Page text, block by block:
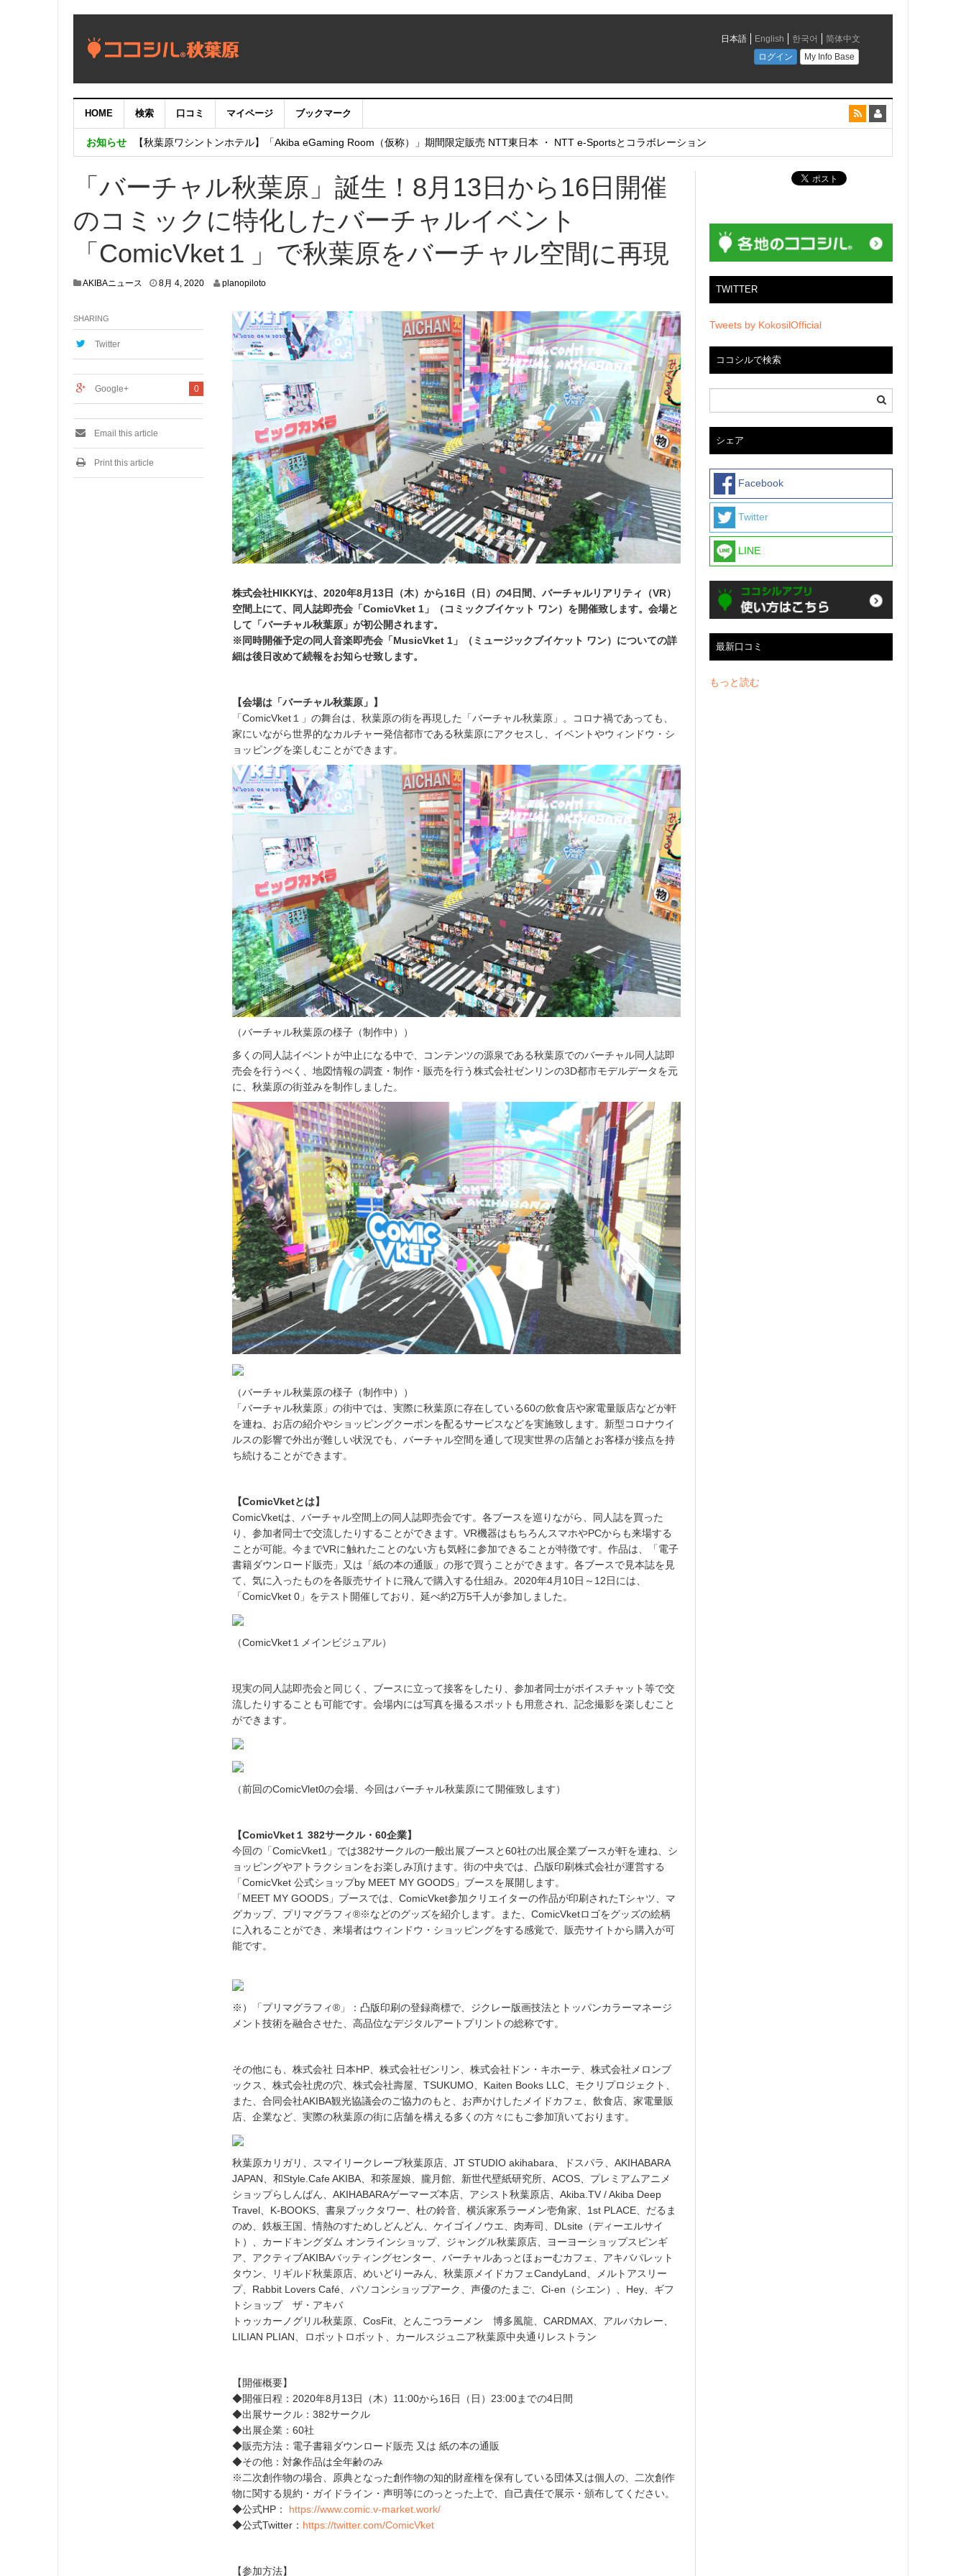
HOME 検索 口コミ マイページ ブックマーク
お知らせ
【重要：9月5日（火）22時】ココシル：アカウントサービス移行のお知らせ
【秋葉原ワシントンホテル】「Akiba eGaming Room（仮称）」期間限定販売 NTT東日本 ・ NTT e-Sportsとコラボレーション
「バーチャル秋葉原」誕生！8月13日から16日開催
のコミックに特化したバーチャルイベント
「ComicVket１」で秋葉原をバーチャル空間に再現
AKIBAニュース 8月 4, 20207
planopiloto
株式会社HIKKYは、2020年8月13日（木）から16日（日）の4日間、バーチャルリアリティ（VR）
空間上にて、同人誌即売会「ComicVket 1」（コミックブイケット ワン）を開催致します。会場と
して「バーチャル秋葉原」が初公開されます。
※同時開催予定の同人音楽即売会「MusicVket 1」（ミュージックブイケット ワン）についての詳
細は後日改めて続報をお知らせ致します。
【会場は「バーチャル秋葉原」】
「ComicVket１」の舞台は、秋葉原の街を再現した「バーチャル秋葉原」。コロナ禍であっても、
家にいながら世界的なカルチャー発信都市である秋葉原にアクセスし、イベントやウィンドウ・シ
ョッピングを楽しむことができます。
（バーチャル秋葉原の様子（制作中））
多くの同人誌イベントが中止になる中で、コンテンツの源泉である秋葉原でのバーチャル同人誌即
売会を行うべく、地図情報の調査・制作・販売を行う株式会社ゼンリンの3D都市モデルデータを元
に、秋葉原の街並みを制作しました。
（バーチャル秋葉原の様子（制作中））
「バーチャル秋葉原」の街中では、実際に秋葉原に存在している60の飲食店や家電量販店などが軒
を連ね、お店の紹介やショッピングクーポンを配るサービスなどを実施致します。新型コロナウイ
ルスの影響で外出が難しい状況でも、バーチャル空間を通して現実世界の店舗とお客様が接点を持
ち続けることができます。
【ComicVketとは】
ComicVketは、バーチャル空間上の同人誌即売会です。各ブースを巡りながら、同人誌を買った
り、参加者同士で交流したりすることができます。VR機器はもちろんスマホやPCからも来場する
ことが可能。今までVRに触れたことのない方も気軽に参加できることが特徴です。作品は、「電子
書籍ダウンロード販売」又は「紙の本の通販」の形で買うことができます。各ブースで見本誌を見
て、気に入ったものを各販売サイトに飛んで購入する仕組み。2020年4月10日～12日には、
「ComicVket 0」をテスト開催しており、延べ約2万5千人が参加しました。
（ComicVket１メインビジュアル）
現実の同人誌即売会と同じく、ブースに立って接客をしたり、参加者同士がボイスチャット等で交
流したりすることも可能です。会場内には写真を撮るスポットも用意され、記念撮影を楽しむこと
ができます。
（前回のComicVlet0の会場、今回はバーチャル秋葉原にて開催致します）
【ComicVket１ 382サークル・60企業】
今回の「ComicVket1」では382サークルの一般出展ブースと60社の出展企業ブースが軒を連ね、シ
ョッピングやアトラクションをお楽しみ頂けます。街の中央では、凸版印刷株式会社が運営する
「ComicVket 公式ショップby MEET MY GOODS」ブースを展開します。
「MEET MY GOODS」ブースでは、ComicVket参加クリエイターの作品が印刷されたTシャツ、マ
グカップ、プリマグラフィ®※などのグッズを紹介します。また、ComicVketロゴをグッズの絵柄
に入れることができ、来場者はウィンドウ・ショッピングをする感覚で、販売サイトから購入が可
能です。
※）「プリマグラフィ®」：凸版印刷の登録商標で、ジクレー版画技法とトッパンカラーマネージ
メント技術を融合させた、高品位なデジタルアートプリントの総称です。
その他にも、株式会社 日本HP、株式会社ゼンリン、株式会社ドン・キホーテ、株式会社メロンブ
ックス、株式会社虎の穴、株式会社壽屋、TSUKUMO、Kaiten Books LLC、モクリプロジェクト、
また、合同会社AKIBA観光協議会のご協力のもと、お声かけしたメイドカフェ、飲食店、家電量販
店、企業など、実際の秋葉原の街に店舗を構える多くの方々にもご参加頂いております。
秋葉原カリガリ、スマイリークレープ秋葉原店、JT STUDIO akihabara、ドスパラ、AKIHABARA
JAPAN、和Style.Cafe AKIBA、和茶屋娘、朧月館、新世代壁紙研究所、ACOS、プレミアムアニメ
ショップらしんばん、AKIHABARAゲーマーズ本店、アシスト秋葉原店、Akiba.TV / Akiba Deep
Travel、K-BOOKS、書泉ブックタワー、杜の鈴音、横浜家系ラーメン壱角家、1st PLACE、だるま
のめ、鉄板王国、情熱のすためしどんどん、ケイゴイノウエ、肉寿司、DLsite（ディーエルサイ
ト）、カードキングダム オンラインショップ、ジャングル秋葉原店、ヨーヨーショップスピンギ
ア、アクティブAKIBAバッティングセンター、バーチャルあっとほぉーむカフェ、アキバパレット
タウン、リギルド秋葉原店、めいどりーみん、秋葉原メイドカフェCandyLand、メルトアスリー
プ、Rabbit Lovers Café、パソコンショップアーク、声優のたまご、Ci-en（シエン）、Hey、ギフ
トショップ ザ・アキバ
トゥッカーノグリル秋葉原、CosFit、とんこつラーメン 博多風龍、CARDMAX、アルバカレー、
LILIAN PLIAN、ロボットロボット、カールスジュニア秋葉原中央通りレストラン
【開催概要】
◆開催日程：2020年8月13日（木）11:00から16日（日）23:00までの4日間
◆出展サークル：382サークル
◆出展企業：60社
◆販売方法：電子書籍ダウンロード販売 又は 紙の本の通販
◆その他：対象作品は全年齢のみ
※二次創作物の場合、原典となった創作物の知的財産権を保有している団体又は個人の、二次創作
物に関する規約・ガイドライン・声明等にのっとった上で、自己責任で展示・頒布してください。
◆公式HP： https://www.comic.v-market.work/
◆公式Twitter： https://twitter.com/ComicVket
【参加方法】
SHARING
Twitter
0
Google+
Email this article
Print this article
TWITTER
Tweets by KokosilOfficial
ココシルで検索
シェア
Facebook
Twitter
LINE
最新口コミ
もっと読む